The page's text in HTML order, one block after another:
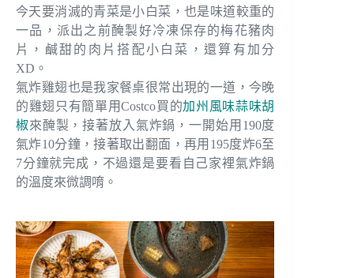
今天要消滅的青菜是小白菜，也是味道較重的
一品，派出之前醃製好冷凍保存的梅花豬肉
片，鹹甜的肉片搭配小白菜，還算有加分
XD。
氣炸雞翅也是我家餐桌很常出現的一道，今晚
的雞翅只有簡單用Costco買的加州風味蒜味胡
椒來醃製，接著放入氣炸鍋，一開始用190度
氣炸10分鐘，接著取出翻面，再用195度炸6至
7分鐘就完成，不過還是要看自己家裡氣炸鍋
的溫度來微調唷。